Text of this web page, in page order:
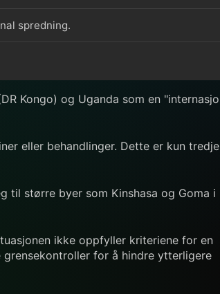
spredning.
Kongo) og Uganda som en
eller behandlinger. Dette er kun
til større byer som Kinshasa og Goma i
ikke oppfyller kriteriene for en
grensekontroller for å hindre ytterligere